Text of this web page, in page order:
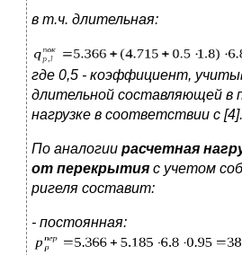
в т.ч. длительная:
где 0,5 - коэффициент,
длительной составляющей в
нагрузке в соответствии с [4].
По аналогии расчетная
от перекрытия с учетом
ригеля составит:
- постоянная: